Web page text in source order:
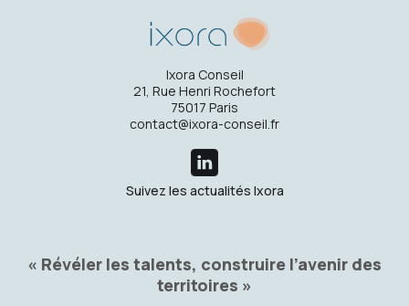
Ixora Conseil
21, Rue Henri Rochefort
75017 Paris
contact@ixora-conseil.fr
Suivez les actualités Ixora
« Révéler les talents, construire l’avenir des
territoires »